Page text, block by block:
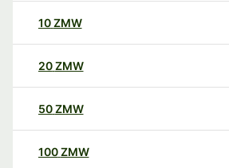
10ZMW
20ZMW
50ZMW
100ZMW